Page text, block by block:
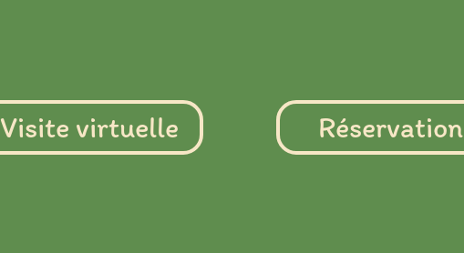
Visite virtuelle Réservation